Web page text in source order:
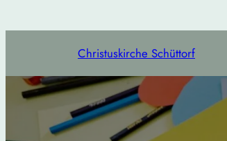
Christuskirche Schüttorf